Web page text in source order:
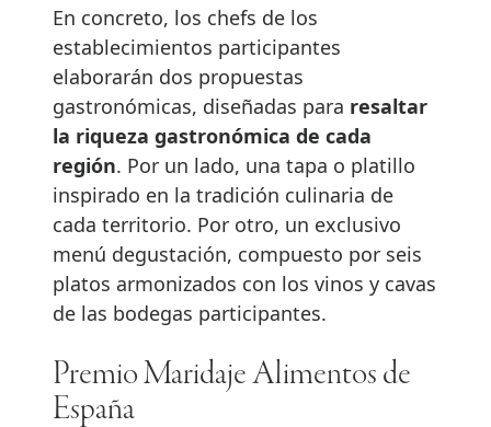
En concreto, los chefs de los
establecimientos participantes
elaborarán dos propuestas
gastronómicas, diseñadas para resaltar
la riqueza gastronómica de cada
región. Por un lado, una tapa o platillo
inspirado en la tradición culinaria de
cada territorio. Por otro, un exclusivo
menú degustación, compuesto por seis
platos armonizados con los vinos y cavas
de las bodegas participantes.
Premio Maridaje Alimentos de
España